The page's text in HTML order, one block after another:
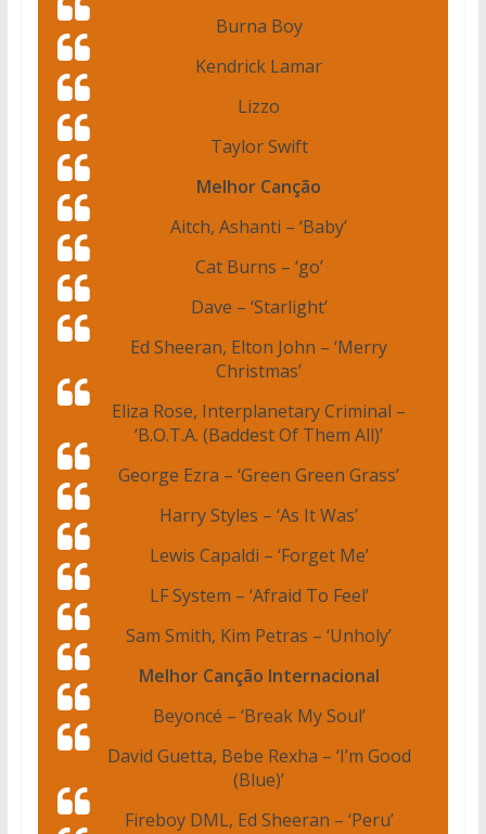
Burna Boy
Kendrick Lamar
Lizzo
Taylor Swift
Melhor Canção
Aitch, Ashanti – ‘Baby’
Cat Burns – ‘go’
Dave – ‘Starlight’
Ed Sheeran, Elton John – ‘Merry
Christmas’
Eliza Rose, Interplanetary Criminal –
‘B.O.T.A. (Baddest Of Them All)’
George Ezra – ‘Green Green Grass’
Harry Styles – ‘As It Was’
Lewis Capaldi – ‘Forget Me’
LF System – ‘Afraid To Feel’
Sam Smith, Kim Petras – ‘Unholy’
Melhor Canção Internacional
Beyoncé – ‘Break My Soul’
David Guetta, Bebe Rexha – ‘I’m Good
(Blue)’
Fireboy DML, Ed Sheeran – ‘Peru’